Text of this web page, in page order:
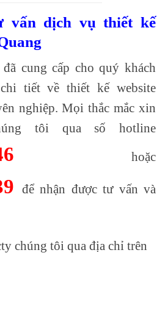
vấn dịch vụ thiết kế
cung cấp cho quý khách
tiết về thiết kế website
nghiệp. Mọi thắc mắc xin
tôi qua số hotline
hoặc
để nhận được tư vấn và
chúng tôi qua địa chỉ trên